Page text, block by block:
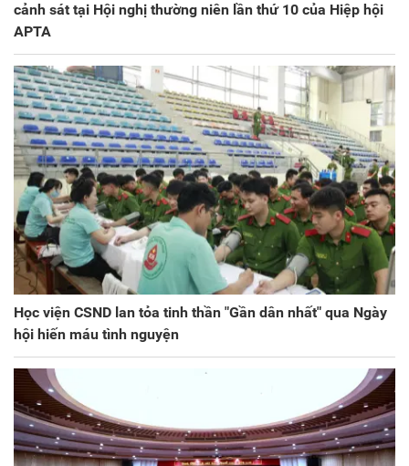
cảnh sát tại Hội nghị thường niên lần thứ 10 của Hiệp hội
APTA
Học viện CSND lan tỏa tinh thần "Gần dân nhất" qua Ngày
hội hiến máu tình nguyện